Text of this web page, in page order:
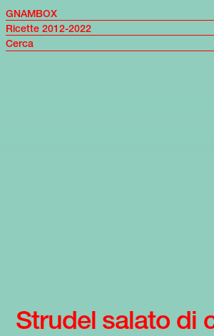
GNAMBOX
Ricette 2012-2022
Strudel salato di